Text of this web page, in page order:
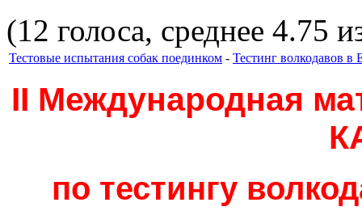
(12 голоса, среднее 4.75
Тестовые испытания собак поединком - Тестинг волкодавов в
II Международная
по тестингу